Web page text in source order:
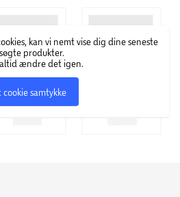
kan vi nemt vise dig dine seneste
produkter.
altid ændre det igen.
cookie samtykke